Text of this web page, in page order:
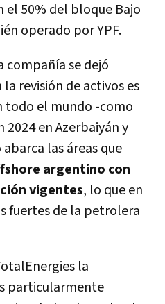
el 50% del bloque Bajo
operado por YPF.
compañía se dejó
revisión de activos es
todo el mundo -como
en Azerbaiyán y
las áreas que
argentino con
vigentes, lo que en
fuertes de la petrolera
la
particularmente